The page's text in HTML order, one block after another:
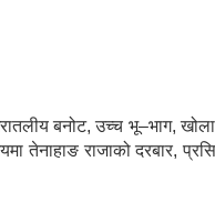
बनोट, उच्च भू–भाग,
तेनाहाङ राजाको दरबार,